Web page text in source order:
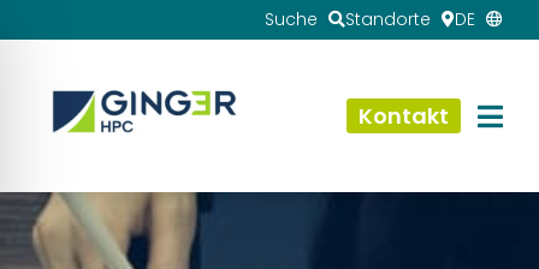
Suche Standorte DE
Kontakt